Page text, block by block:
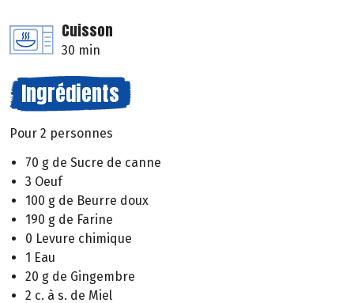
Cuisson
30 min
Ingrédients
Pour 2 personnes
70 g de Sucre de canne
3 Oeuf
100 g de Beurre doux
190 g de Farine
0 Levure chimique
1 Eau
20 g de Gingembre
2 c. à s. de Miel